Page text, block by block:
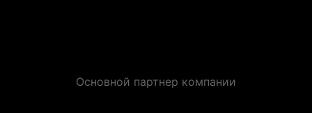
Основной партнер компании